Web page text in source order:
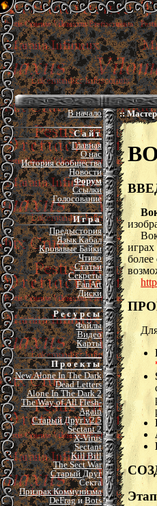
В начало
С а й т
Главная
О нас
История сообщества
Новости
Форум
Ссылки
Голосование
И г р а
Предыстория
Язык Кабал
Кровавые Байки
Чтиво
Статьи
Секреты
FanArt
Диски
Р е с у р с ы
Файлы
Видео
Карты
П р о е к т ы
New Alone In The Dark
Dead Letters
Alone In The Dark 2
The Way of All Flesh-
Again
Старый Друг v2.5
Sectant 2
X-Virus
Sectant
Kill Bill
The Sect War
Старый Друг
Секта
Призрак Коммунизма
DeFragиBots
::